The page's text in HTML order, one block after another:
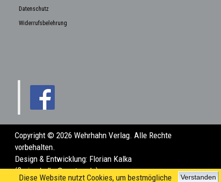
Diese Website nutzt Cookies, um bestmögliche
Verstanden
Datenschutz
Widerrufsbelehrung
Copyright © 2026 Wehrhahn Verlag. Alle Rechte
vorbehalten.
Design & Entwicklung: Florian Kalka
(florian.kalka@posteo.de)